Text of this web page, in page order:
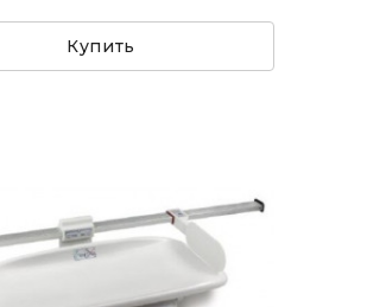
Купить